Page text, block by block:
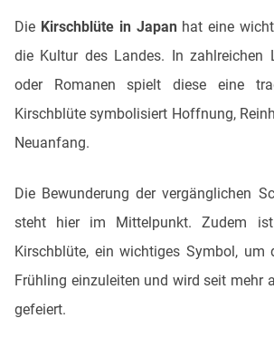
Die Kirschblüte in Japanhat eine
die Kultur des Landes. In zahlreichen
oder Romanen spielt diese eine
Kirschblüte symbolisiert Hoffnung,
Neuanfang.
Die Bewunderung der vergänglichen
steht hier im Mittelpunkt. Zudem
Kirschblüte, ein wichtiges Symbol, um
Frühling einzuleiten und wird seit mehr
gefeiert.